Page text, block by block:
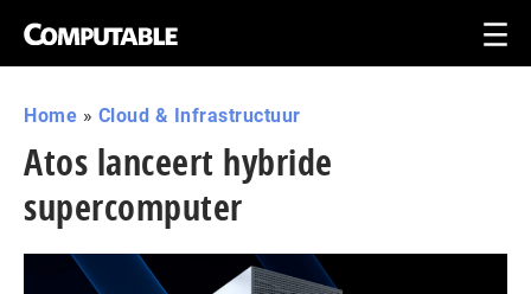
Home » Cloud & Infrastructuur
Atos lanceert hybride
supercomputer